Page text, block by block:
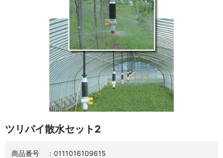
ツリパイ散水セット2
商品番号
0111016109615